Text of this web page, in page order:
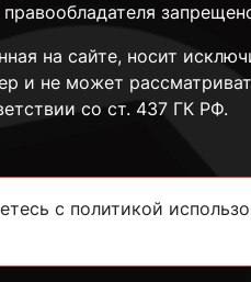
на сайте, носит
и не может
со ст. 437 ГК РФ.
с политикой